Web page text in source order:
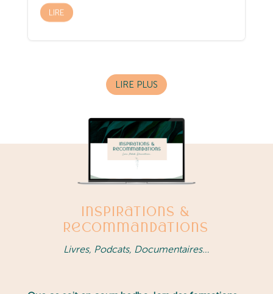
LIRE
LIRE PLUS
Inspirations &
Recommandations
Livres, Podcats, Documentaires…